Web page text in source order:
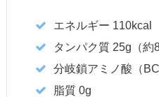
エネルギー 110kcal
タンパク質 25g（約
分岐鎖アミノ酸（
脂質 0g